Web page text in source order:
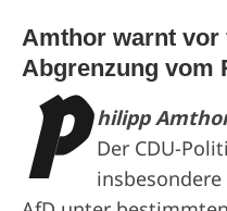
Amthor warnt vor
Abgrenzung vom
P
hilipp
Der CDU-